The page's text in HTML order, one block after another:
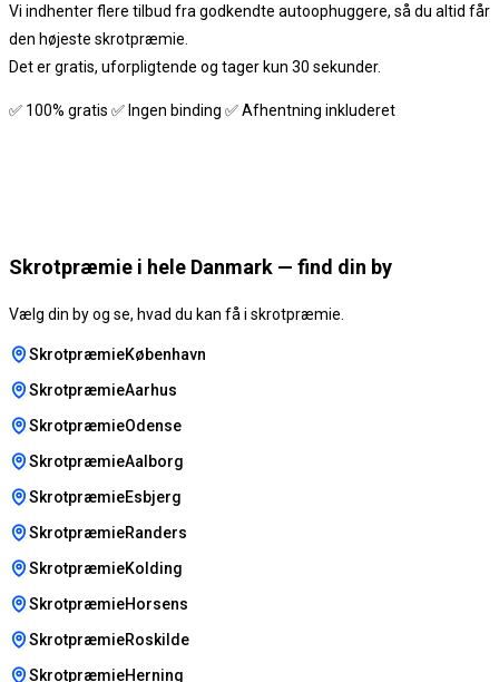
Vi indhenter flere tilbud fra godkendte autoophuggere, så du altid får
den højeste skrotpræmie.
Det er gratis, uforpligtende og tager kun 30 sekunder.
✅ 100% gratis ✅ Ingen binding ✅ Afhentning inkluderet
Skrotpræmie i hele Danmark — find din by
Vælg din by og se, hvad du kan få i skrotpræmie.
SkrotpræmieKøbenhavn
SkrotpræmieAarhus
SkrotpræmieOdense
SkrotpræmieAalborg
SkrotpræmieEsbjerg
SkrotpræmieRanders
SkrotpræmieKolding
SkrotpræmieHorsens
SkrotpræmieRoskilde
SkrotpræmieHerning